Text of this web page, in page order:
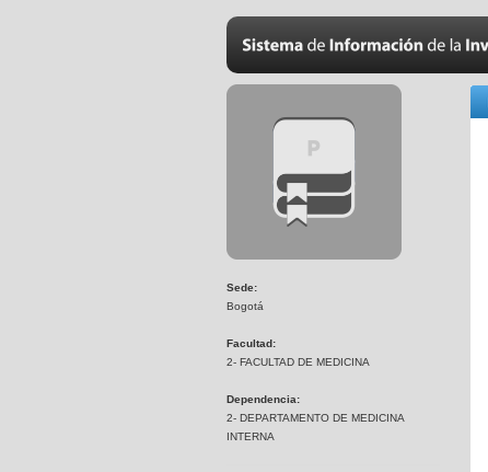
Sede:
Bogotá
Facultad:
2- FACULTAD DE MEDICINA
Dependencia:
2- DEPARTAMENTO DE MEDICINA
INTERNA